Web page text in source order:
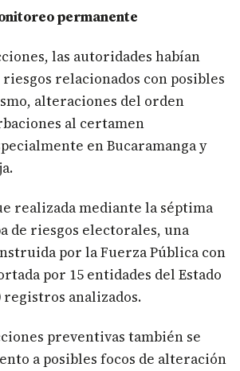
permanente
las autoridades habían
relacionados con posibles
alteraciones del orden
al certamen
en Bucaramanga y
realizada mediante la séptima
de riesgos electorales, una
por la Fuerza Pública con
por 15 entidades del Estado
registros analizados.
preventivas también se
a posibles focos de alteración